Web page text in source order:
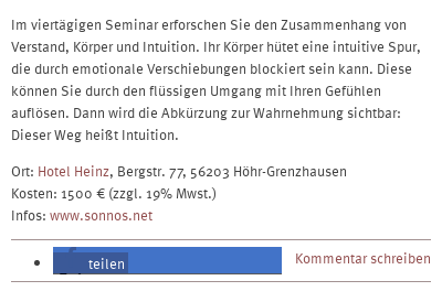
Im viertägigen Seminar erforschen Sie den Zusammenhang von
Verstand, Körper und Intuition. Ihr Körper hütet eine intuitive Spur,
die durch emotionale Verschiebungen blockiert sein kann. Diese
können Sie durch den flüssigen Umgang mit Ihren Gefühlen
auflösen. Dann wird die Abkürzung zur Wahrnehmung sichtbar:
Dieser Weg heißt Intuition.
Ort: Hotel Heinz, Bergstr. 77, 56203 Höhr-Grenzhausen
Kosten: 1500 € (zzgl. 19% Mwst.)
Infos: www.sonnos.net
teilen
teilen
Kommentar schreiben